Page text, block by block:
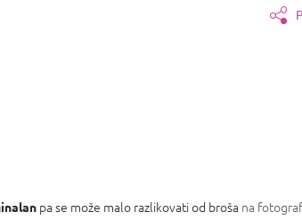
pa se može malo razlikovati od broša na